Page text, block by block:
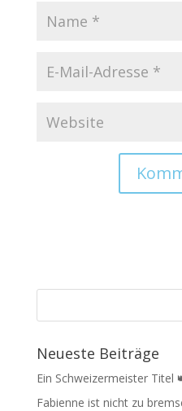
Neueste Beiträge
Ein Schweizermeister Titel
Fabienne ist nicht zu